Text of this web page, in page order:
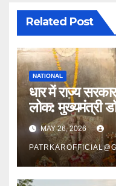
Related Post
NATIONAL
धार में राज्य
लोक: मुख्यमंत्री
MAY 26, 2026